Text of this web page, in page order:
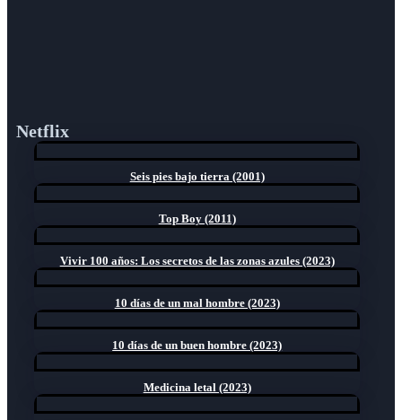
Netflix
Seis pies bajo tierra (2001)
Top Boy (2011)
Vivir 100 años: Los secretos de las zonas azules (2023)
10 días de un mal hombre (2023)
10 días de un buen hombre (2023)
Medicina letal (2023)